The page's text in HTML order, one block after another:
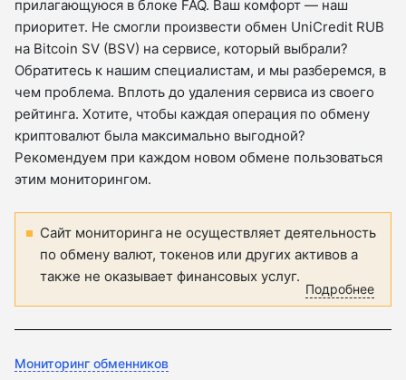
прилагающуюся в блоке FAQ. Ваш комфорт — наш
приоритет. Не смогли произвести обмен UniCredit RUB
на Bitcoin SV (BSV) на сервисе, который выбрали?
Обратитесь к нашим специалистам, и мы разберемся, в
чем проблема. Вплоть до удаления сервиса из своего
рейтинга. Хотите, чтобы каждая операция по обмену
криптовалют была максимально выгодной?
Рекомендуем при каждом новом обмене пользоваться
этим мониторингом.
Сайт мониторинга не осуществляет деятельность
по обмену валют, токенов или других активов а
также не оказывает финансовых услуг.
Подробнее
Мониторинг обменников